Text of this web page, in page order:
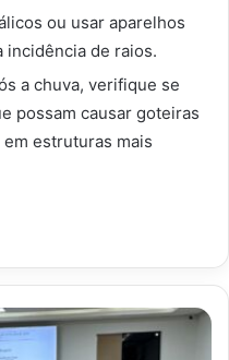
ou usar aparelhos
incidência de raios.
a chuva, verifique se
possam causar goteiras
estruturas mais